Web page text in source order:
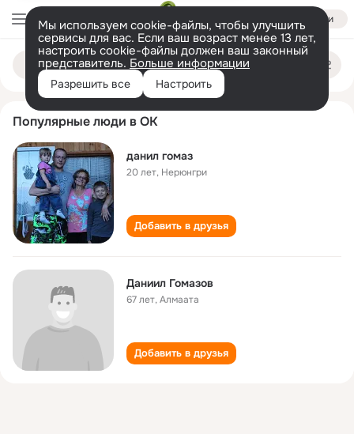
Войти
Мы используем cookie-файлы, чтобы улучшить
сервисы для вас. Если ваш возраст менее 13 лет,
настроить cookie-файлы должен ваш законный
представитель. Больше информации
Разрешить все Настроить
Поиск
danil gomaz
Популярные люди в ОК
данил гомаз
20 лет, Нерюнгри
Добавить в друзья
Даниил Гомазов
67 лет,Алмаата
Добавить в друзья